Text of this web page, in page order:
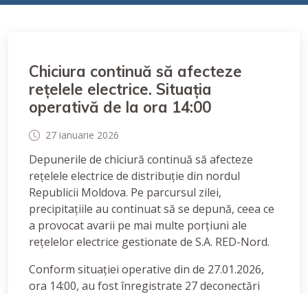
Chiciura continuă să afecteze
rețelele electrice. Situația
operativă de la ora 14:00
27 ianuarie 2026
Depunerile de chiciură continuă să afecteze
rețelele electrice de distribuție din nordul
Republicii Moldova. Pe parcursul zilei,
precipitațiile au continuat să se depună, ceea ce
a provocat avarii pe mai multe porțiuni ale
rețelelor electrice gestionate de S.A. RED-Nord.
Conform situației operative din de 27.01.2026,
ora 14:00, au fost înregistrate 27 deconectări